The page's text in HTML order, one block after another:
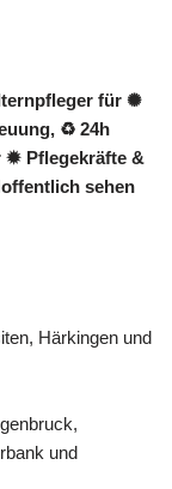
für ✺
♻ 24h
✹ Pflegekräfte &
sehen